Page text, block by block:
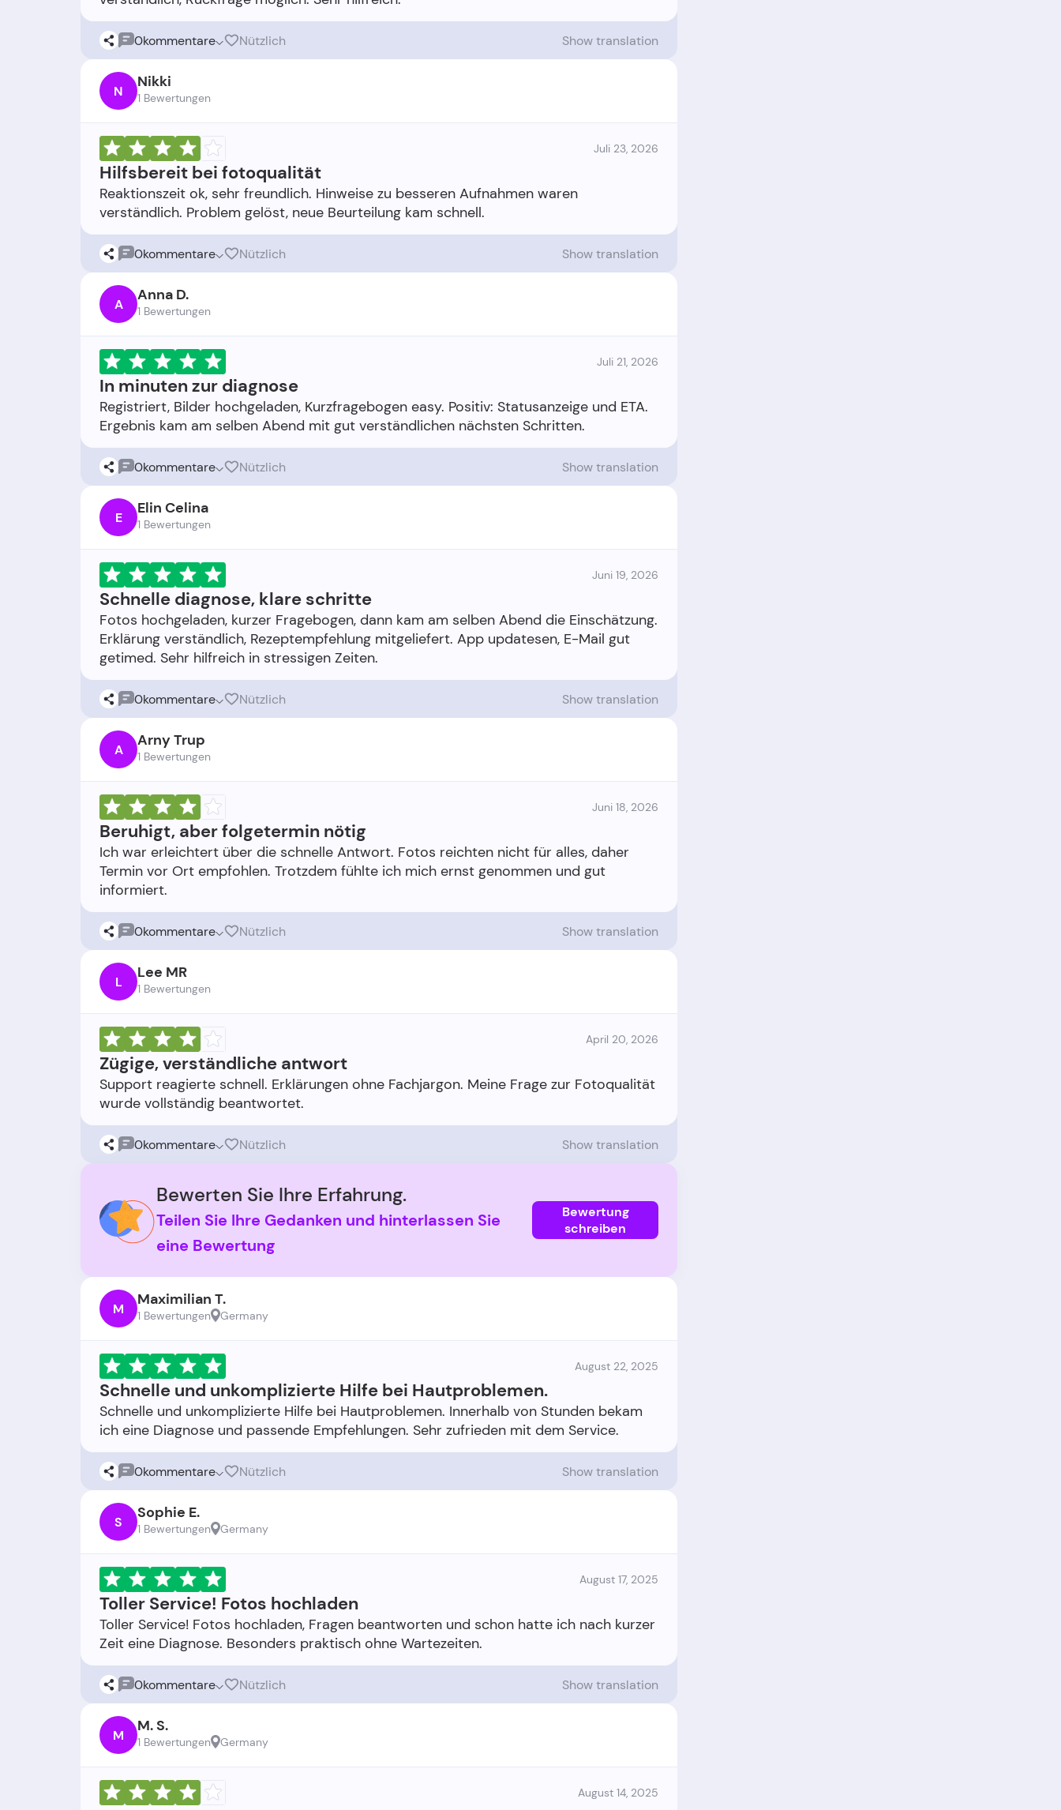
0kommentare Nützlich Show translation
N Nikki
1 Bewertungen
Juli 23, 2026
Hilfsbereit bei fotoqualität
Reaktionszeit ok, sehr freundlich. Hinweise zu besseren Aufnahmen waren
0kommentare Nützlich Show translation
A Anna D.
1 Bewertungen
Juli 21, 2026
In minuten zur diagnose
Registriert, Bilder hochgeladen, Kurzfragebogen easy. Positiv: Statusanzeige und ETA.
0kommentare Nützlich Show translation
E Elin Celina
1 Bewertungen
Juni 19, 2026
Schnelle diagnose, klare schritte
Fotos hochgeladen, kurzer Fragebogen, dann kam am selben Abend die Einschätzung.
Erklärung verständlich, Rezeptempfehlung mitgeliefert. App updatesen, E-Mail gut
0kommentare Nützlich Show translation
A Arny Trup
1 Bewertungen
Juni 18, 2026
Beruhigt, aber folgetermin nötig
Ich war erleichtert über die schnelle Antwort. Fotos reichten nicht für alles, daher
Termin vor Ort empfohlen. Trotzdem fühlte ich mich ernst genommen und gut
0kommentare Nützlich Show translation
L Lee MR
1 Bewertungen
April 20, 2026
Zügige, verständliche antwort
Support reagierte schnell. Erklärungen ohne Fachjargon. Meine Frage zur Fotoqualität
0kommentare Nützlich Show translation
Bewerten Sie Ihre Erfahrung.
Teilen Sie Ihre Gedanken und hinterlassen Sie
eine Bewertung
Bewertung
schreiben
M Maximilian T.
1 Bewertungen Germany
August 22, 2025
Schnelle und unkomplizierte Hilfe bei Hautproblemen.
Schnelle und unkomplizierte Hilfe bei Hautproblemen. Innerhalb von Stunden bekam
0kommentare Nützlich Show translation
S Sophie E.
1 Bewertungen Germany
August 17, 2025
Toller Service! Fotos hochladen
Toller Service! Fotos hochladen, Fragen beantworten und schon hatte ich nach kurzer
0kommentare Nützlich Show translation
M M. S.
1 Bewertungen Germany
August 14, 2025